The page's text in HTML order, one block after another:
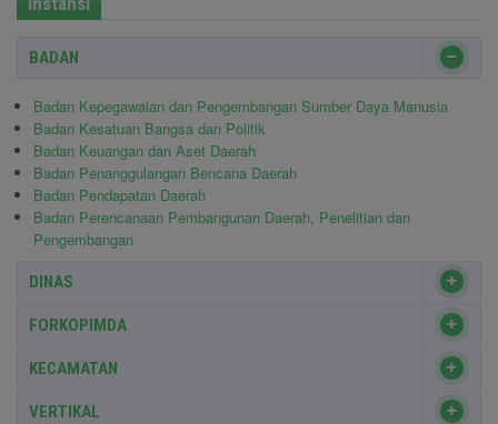
BADAN
Badan Kepegawaian dan Pengembangan Sumber Daya Manusia
Badan Kesatuan Bangsa dan Politik
Badan Keuangan dan Aset Daerah
Badan Penanggulangan Bencana Daerah
Badan Pendapatan Daerah
Badan Perencanaan Pembangunan Daerah, Penelitian dan
Pengembangan
DINAS
FORKOPIMDA
KECAMATAN
VERTIKAL